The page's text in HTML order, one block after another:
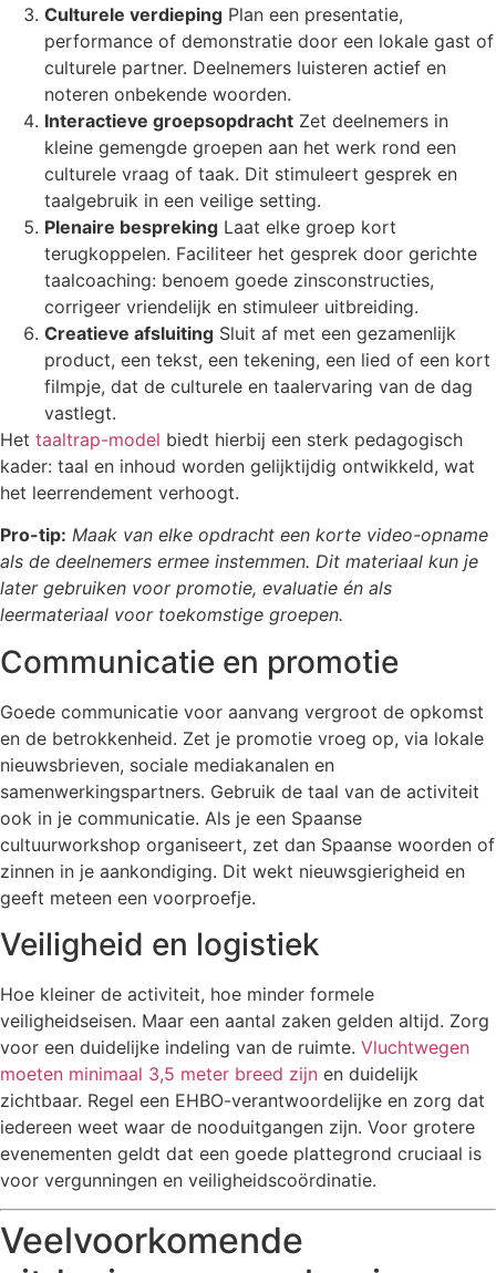
Culturele verdieping Plan een presentatie,
performance of demonstratie door een lokale gast of
culturele partner. Deelnemers luisteren actief en
noteren onbekende woorden.
Interactieve groepsopdracht Zet deelnemers in
kleine gemengde groepen aan het werk rond een
culturele vraag of taak. Dit stimuleert gesprek en
taalgebruik in een veilige setting.
Plenaire bespreking Laat elke groep kort
terugkoppelen. Faciliteer het gesprek door gerichte
taalcoaching: benoem goede zinsconstructies,
corrigeer vriendelijk en stimuleer uitbreiding.
Creatieve afsluiting Sluit af met een gezamenlijk
product, een tekst, een tekening, een lied of een kort
filmpje, dat de culturele en taalervaring van de dag
vastlegt.
Het taaltrap-model biedt hierbij een sterk pedagogisch
kader: taal en inhoud worden gelijktijdig ontwikkeld, wat
het leerrendement verhoogt.
Pro-tip: Maak van elke opdracht een korte video-opname
als de deelnemers ermee instemmen. Dit materiaal kun je
later gebruiken voor promotie, evaluatie én als
leermateriaal voor toekomstige groepen.
Communicatie en promotie
Goede communicatie voor aanvang vergroot de opkomst
en de betrokkenheid. Zet je promotie vroeg op, via lokale
nieuwsbrieven, sociale mediakanalen en
samenwerkingspartners. Gebruik de taal van de activiteit
ook in je communicatie. Als je een Spaanse
cultuurworkshop organiseert, zet dan Spaanse woorden of
zinnen in je aankondiging. Dit wekt nieuwsgierigheid en
geeft meteen een voorproefje.
Veiligheid en logistiek
Hoe kleiner de activiteit, hoe minder formele
veiligheidseisen. Maar een aantal zaken gelden altijd. Zorg
voor een duidelijke indeling van de ruimte. Vluchtwegen
moeten minimaal 3,5 meter breed zijn en duidelijk
zichtbaar. Regel een EHBO-verantwoordelijke en zorg dat
iedereen weet waar de nooduitgangen zijn. Voor grotere
evenementen geldt dat een goede plattegrond cruciaal is
voor vergunningen en veiligheidscoördinatie.
Veelvoorkomende